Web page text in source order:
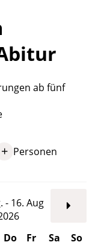
ab fünf
+ Personen
- 16. Aug
Do Fr Sa
So